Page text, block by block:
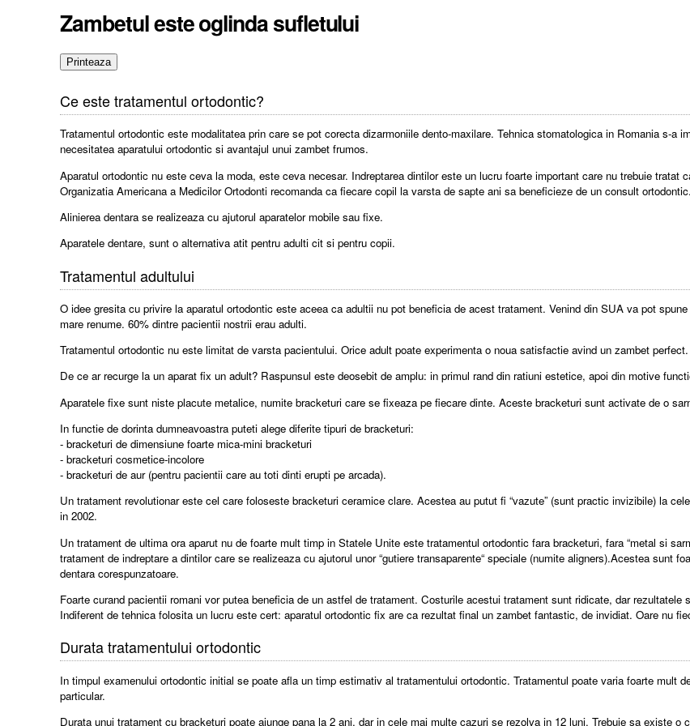
Zambetul este oglinda sufletului
Ce este tratamentul ortodontic?
Tratamentul ortodontic este modalitatea prin care se pot corecta dizarmoniile dento-maxilare. Tehnica stomatologica in Romania s-a
necesitatea aparatului ortodontic si avantajul unui zambet frumos.
Aparatul ortodontic nu este ceva la moda, este ceva necesar. Indreptarea dintilor este un lucru foarte important care nu trebuie tratat
Organizatia Americana a Medicilor Ortodonti recomanda ca fiecare copil la varsta de sapte ani sa beneficieze de un consult ortodontic.
Alinierea dentara se realizeaza cu ajutorul aparatelor mobile sau fixe.
Aparatele dentare, sunt o alternativa atit pentru adulti cit si pentru copii.
Tratamentul adultului
O idee gresita cu privire la aparatul ortodontic este aceea ca adultii nu pot beneficia de acest tratament. Venind din SUA va pot
mare renume. 60% dintre pacientii nostrii erau adulti.
Tratamentul ortodontic nu este limitat de varsta pacientului. Orice adult poate experimenta o noua satisfactie avind un zambet perfect.
De ce ar recurge la un aparat fix un adult? Raspunsul este deosebit de amplu: in primul rand din ratiuni estetice, apoi din motive
Aparatele fixe sunt niste placute metalice, numite bracketuri care se fixeaza pe fiecare dinte. Aceste bracketuri sunt activate de o
In functie de dorinta dumneavoastra puteti alege diferite tipuri de bracketuri:
- bracketuri de dimensiune foarte mica-mini bracketuri
- bracketuri cosmetice-incolore
- bracketuri de aur (pentru pacientii care au toti dinti erupti pe arcada).
Un tratament revolutionar este cel care foloseste bracketuri ceramice clare. Acestea au putut fi “vazute” (sunt practic invizibile) la
in 2002.
Un tratament de ultima ora aparut nu de foarte mult timp in Statele Unite este tratamentul ortodontic fara bracketuri, fara “metal si
tratament de indreptare a dintilor care se realizeaza cu ajutorul unor “gutiere transaparente“ speciale (numite aligners).Acestea sunt
dentara corespunzatoare.
Foarte curand pacientii romani vor putea beneficia de un astfel de tratament. Costurile acestui tratament sunt ridicate, dar rezultatele
Indiferent de tehnica folosita un lucru este cert: aparatul ortodontic fix are ca rezultat final un zambet fantastic, de invidiat. Oare nu
Durata tratamentului ortodontic
In timpul examenului ortodontic initial se poate afla un timp estimativ al tratamentului ortodontic. Tratamentul poate varia foarte mult
particular.
Durata unui tratament cu bracketuri poate ajunge pana la 2 ani, dar in cele mai multe cazuri se rezolva in 12 luni. Trebuie sa existe